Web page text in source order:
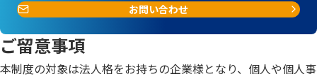
お問い合わせ
ご留意事項
本制度の対象は法人格をお持ちの企業様となり、個人や個人事